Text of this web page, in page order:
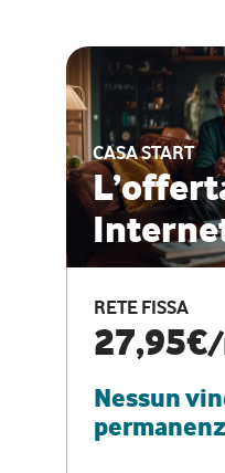
CASA START
RETE FISSA
27,95€/
NessunRETE